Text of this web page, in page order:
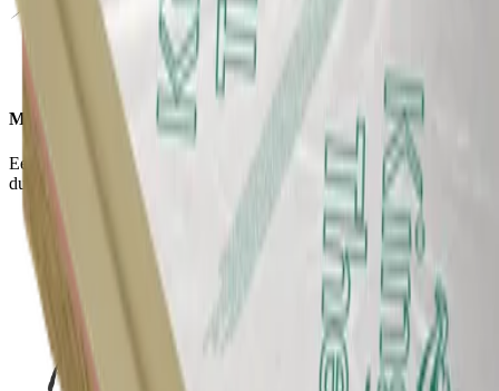
Meer ruimte
Een zeer dunne hardschuim oplossing voor slanke constructies en
dus meer ruimte.